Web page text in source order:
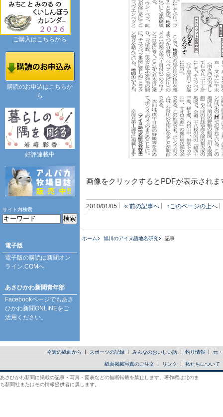
画像をクリックするとPDFが表示されま
2010/01/05 « 前の記事へ ↑このページの上へ
ホーム 旭川のアイヌ語地名研究 記事
ご購入はこちらから
購読のお申込はこちらか
ら
好評連載中
サイト内検索
電子版
電子版の購読は新聞オン
ライン.COMへ
あさひかわ新聞青年部
Facebookページでもあさ
ひかわ新聞ONLINEをご
活用ください。
今週の紙面から スポーツの記録 みんなのおいしい話 釣り情報 元
紙面掲載写真のご注文 リンク 私たちについて
あさひかわ新聞に掲載の記事・写真・図表などの無断転載を禁止します。著作権は北のま
ち新聞社またはその情報提供者に属します。